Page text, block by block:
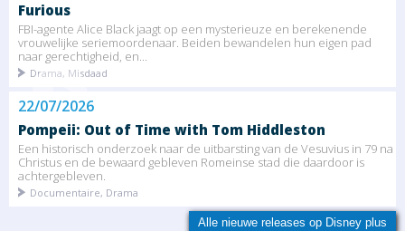
Furious
FBI-agente Alice Black jaagt op een mysterieuze en berekenende
vrouwelijke seriemoordenaar. Beiden bewandelen hun eigen pad
naar gerechtigheid, en...
Drama, Misdaad
22/07/2026
Pompeii: Out of Time with Tom Hiddleston
Een historisch onderzoek naar de uitbarsting van de Vesuvius in 79 na
Christus en de bewaard gebleven Romeinse stad die daardoor is
achtergebleven.
Documentaire, Drama
Alle nieuwe releases op Disney plus